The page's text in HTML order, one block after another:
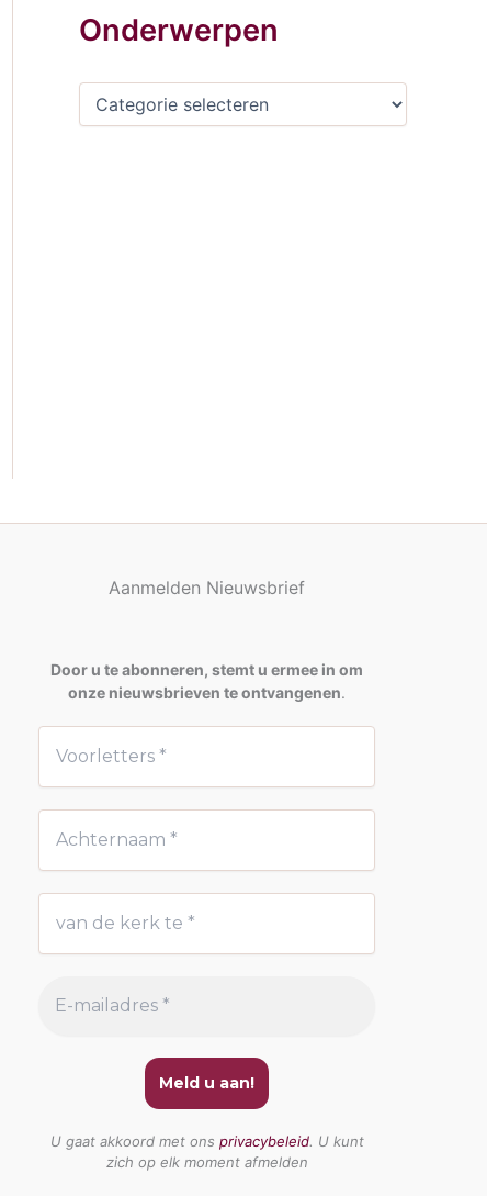
Onderwerpen
O
Aanmelden Nieuwsbrief
Door u te abonneren, stemt u ermee in om
onze nieuwsbrieven te ontvangenen.
U gaat akkoord met ons privacybeleid. U kunt
zich op elk moment afmelden